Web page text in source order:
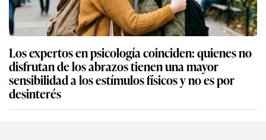
Los expertos en psicología coinciden: quienes no
disfrutan de los abrazos tienen una mayor
sensibilidad a los estímulos físicos y no es por
desinterés